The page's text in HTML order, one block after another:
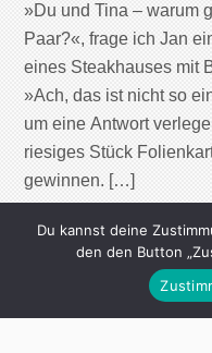
»Du und Tina – warum
Paar?«, frage ich Jan
eines Steakhauses mit
»Ach, das ist nicht so
um eine Antwort
riesiges Stück
gewinnen. […]
Du kannst deine
den den Button